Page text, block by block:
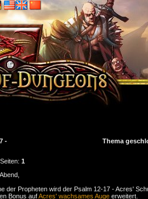
-
Thema
Seiten: 1
der Propheten wird der Psalm 12-17 - Acres'
Bonus aufAcres' wachsames Auge erweitert.